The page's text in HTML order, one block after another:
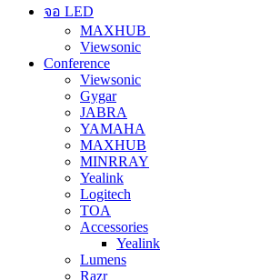
จอ LED
MAXHUB
Viewsonic
Conference
Viewsonic
Gygar
JABRA
YAMAHA
MAXHUB
MINRRAY
Yealink
Logitech
TOA
Accessories
Yealink
Lumens
Razr